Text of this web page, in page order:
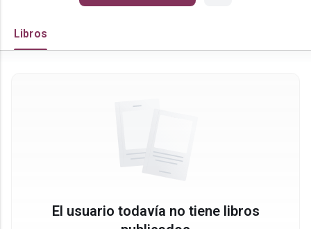
Libros
El usuario todavía no tiene libros